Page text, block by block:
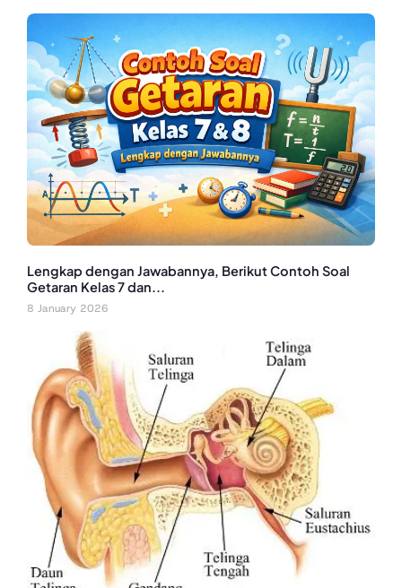
Lengkap dengan Jawabannya, Berikut Contoh Soal
Getaran Kelas 7 dan...
8 January 2026